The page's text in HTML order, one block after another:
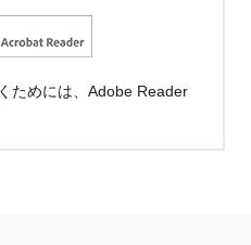
ためには、Adobe Reader